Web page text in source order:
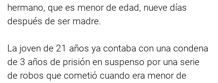
hermano, que es menor de edad, nueve días
después de ser madre.
La joven de 21 años ya contaba con una condena
de 3 años de prisión en suspenso por una serie
de robos que cometió cuando era menor de